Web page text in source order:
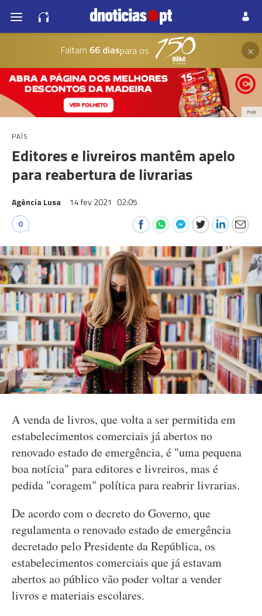
Faltam 66 diaspara os ×
PUB
PAÍS
Editores e livreiros mantêm apelo
para reabertura de livrarias
Agência Lusa 14 fev 2021 02:05
0
A venda de livros, que volta a ser permitida em
estabelecimentos comerciais já abertos no
renovado estado de emergência, é "uma pequena
boa notícia" para editores e livreiros, mas é
pedida "coragem" política para reabrir livrarias.
De acordo com o decreto do Governo, que
regulamenta o renovado estado de emergência
decretado pelo Presidente da República, os
estabelecimentos comerciais que já estavam
abertos ao público vão poder voltar a vender
livros e materiais escolares.